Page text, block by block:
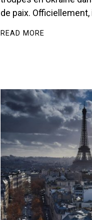
de paix. Officiellement,
READ MORE